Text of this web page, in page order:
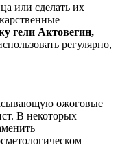
или сделать их
гели Актовегин,
регулярно,
ожоговые
В некоторых